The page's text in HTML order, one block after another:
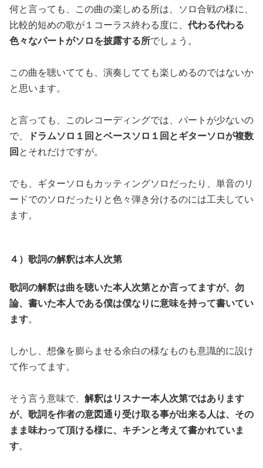
何と言っても、この曲の楽しめる所は、ソロ合戦の様に、
比較的短めの歌が１コーラス終わる度に、 代わる代わる
色々なパートがソロを披露する所でしょう。
この曲を聴いてても、演奏してても楽しめるのではないか
と思います。
と言っても、このレコーディングでは、パートが少ないの
で、
ドラムソロ１回とベースソロ１回とギターソロが複数
回 とそれだけですが。
でも、ギターソロもカッティングソロだったり、単音のリ
ードでのソロだったりと色々弾き分けるのには工夫してい
ます。
４）歌詞の解釈は本人次第
歌詞の解釈は曲を聴いた本人次第とか言ってますが、勿
論、書いた本人である僕は僕なりに意味を持って書いてい
ます。
しかし、想像を膨らませる余白の様なものも意識的に設け
て作ってます。
そう言う意味で、 解釈はリスナー本人次第ではあります
が、歌詞を作者の意図通り受け取る事が出来る人は、その
まま味わって頂ける様に、キチンと考えて書かれていま
す。